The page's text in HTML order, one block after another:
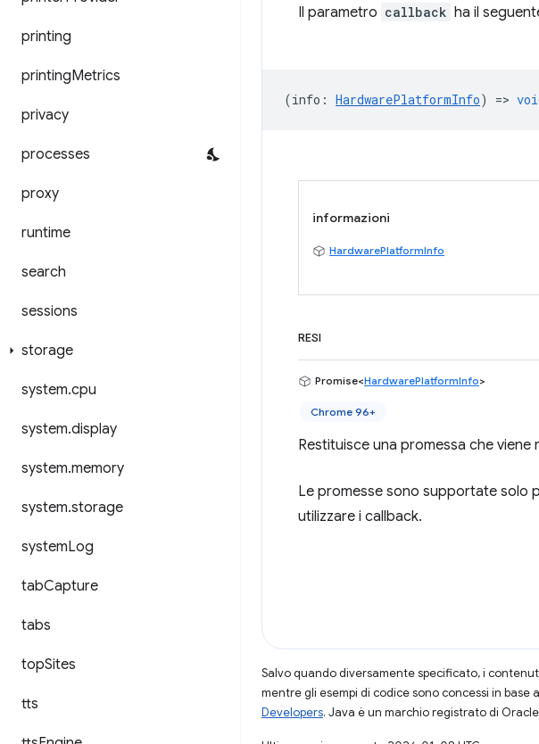
printing
printingMetrics
privacy
processes
proxy
runtime
search
sessions
storage
system.cpu
system.display
system.memory
system.storage
systemLog
tabCapture
tabs
topSites
tts
Il parametro callback ha il
(info : HardwarePlatformInfo) =>
informazioni
HardwarePlatformInfo
RESI
Promise<HardwarePlatformInfo>
Chrome 96+
Restituisce una promessa che
Le promesse sono supportate solo
utilizzare i callback.
Salvo quando diversamente specificato, i
mentre gli esempi di codice sono concessi in base
Developers. Java è un marchio registrato di